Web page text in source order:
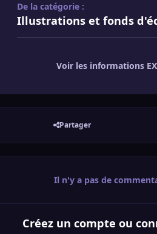
De la catégorie :
Illustrations et fonds
Voir les informations
Partager
Il n'y a pas de
Créez un compte ou